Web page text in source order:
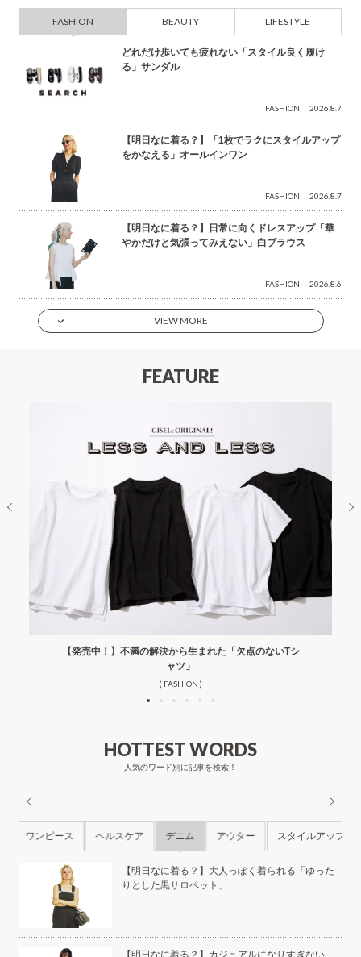
FASHION BEAUTY LIFESTYLE
どれだけ歩いても疲れない「スタイル良く履け
る」サンダル
FASHION 2026.8.7
【明日なに着る？】「1枚でラクにスタイルアップ
をかなえる」オールインワン
FASHION 2026.8.7
【明日なに着る？】日常に向くドレスアップ「華
やかだけと気張ってみえない」白ブラウス
FASHION 2026.8.6
VIEW MORE
FEATURE
【発売中！】不満の解決から生まれた「欠点のないTシ
ャツ」
( FASHION )
HOTTEST WORDS
人気のワード別に記事を検索！
ワンピース ヘルスケア デニム アウター スタイルアップ
【明日なに着る？】大人っぽく着られる「ゆった
りとした黒サロペット」
【明日なに着る？】カジュアルになりすぎない